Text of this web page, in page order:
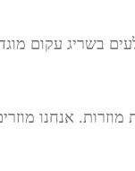
בשריג עקום
אנחנו